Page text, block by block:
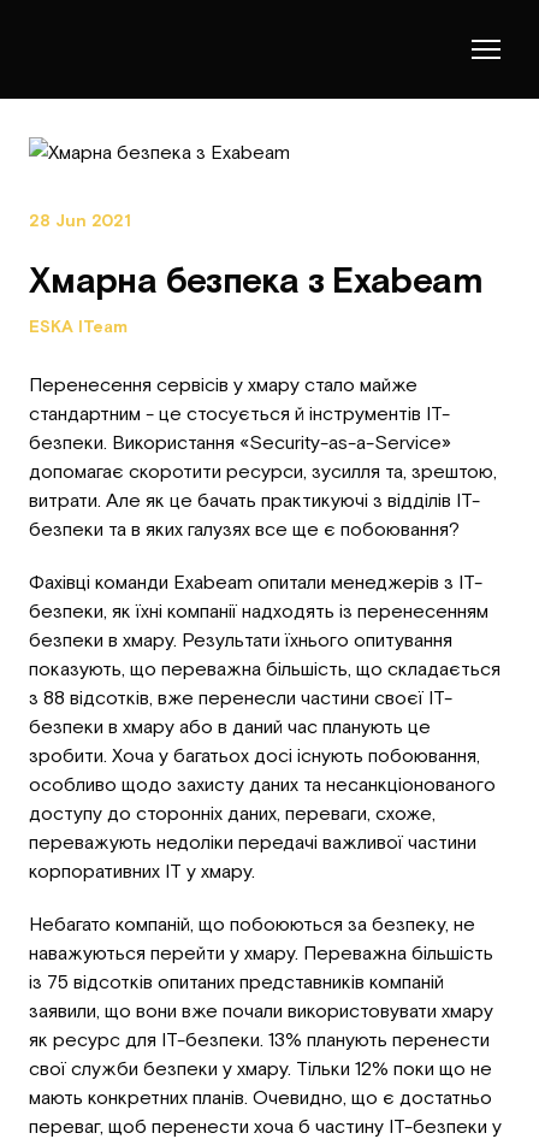
28 Jun 2021
Хмарна безпека з Exabeam
ESKA ITeam
Перенесення сервісів у хмару стало майже
стандартним - це стосується й інструментів ІТ-
безпеки. Використання «Security-as-a-Service»
допомагає скоротити ресурси, зусилля та, зрештою,
витрати. Але як це бачать практикуючі з відділів ІТ-
безпеки та в яких галузях все ще є побоювання?
Фахівці команди Exabeam опитали менеджерів з ІТ-
безпеки, як їхні компанії надходять із перенесенням
безпеки в хмару. Результати їхнього опитування
показують, що переважна більшість, що складається
з 88 відсотків, вже перенесли частини своєї ІТ-
безпеки в хмару або в даний час планують це
зробити. Хоча у багатьох досі існують побоювання,
особливо щодо захисту даних та несанкціонованого
доступу до сторонніх даних, переваги, схоже,
переважують недоліки передачі важливої ​​частини
корпоративних ІТ у хмару.
Небагато компаній, що побоюються за безпеку, не
наважуються перейти у хмару. Переважна більшість
із 75 відсотків опитаних представників компаній
заявили, що вони вже почали використовувати хмару
як ресурс для ІТ-безпеки. 13% планують перенести
свої служби безпеки у хмару. Тільки 12% поки що не
мають конкретних планів. Очевидно, що є достатньо
переваг, щоб перенести хоча б частину ІТ-безпеки у